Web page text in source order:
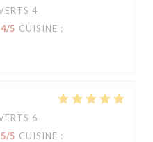
4
4/5 CUISINE :
6
5/5 CUISINE :